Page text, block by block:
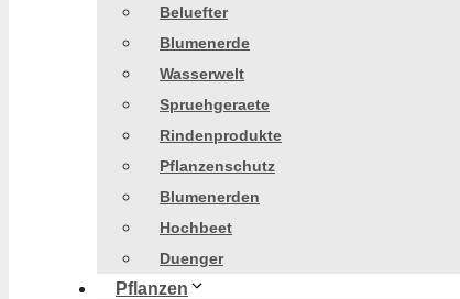
Beluefter
Blumenerde
Wasserwelt
Spruehgeraete
Rindenprodukte
Pflanzenschutz
Blumenerden
Hochbeet
Duenger
Pflanzen